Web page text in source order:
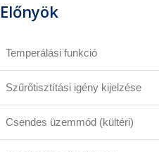
Előnyök
Temperálási funkció
Szűrőtisztítási igény kijelzése
Csendes üzemmód (kültéri)